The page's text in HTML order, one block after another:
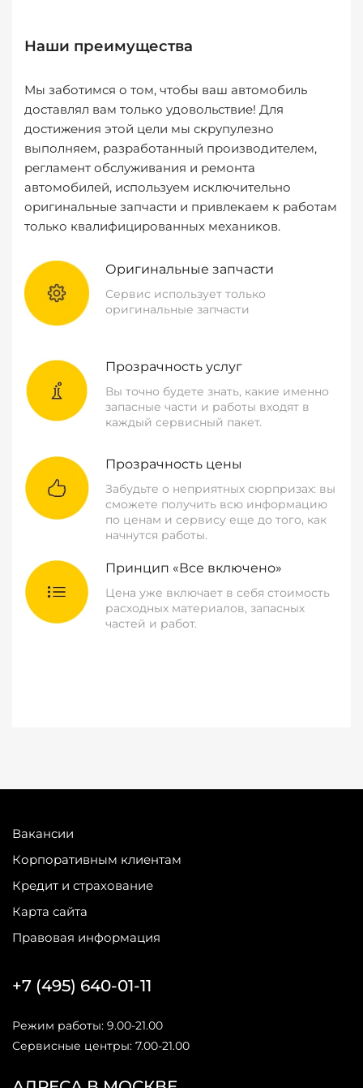
Наши преимущества
Мы заботимся о том, чтобы ваш автомобиль
доставлял вам только удовольствие! Для
достижения этой цели мы скрупулезно
выполняем, разработанный производителем,
регламент обслуживания и ремонта
автомобилей, используем исключительно
оригинальные запчасти и привлекаем к работам
только квалифицированных механиков.
Оригинальные запчасти
Сервис использует только
оригинальные запчасти
Прозрачность услуг
Вы точно будете знать, какие именно
запасные части и работы входят в
каждый сервисный пакет.
Прозрачность цены
Забудьте о неприятных сюрпризах: вы
сможете получить всю информацию
по ценам и сервису еще до того, как
начнутся работы.
Принцип «Все включено»
Цена уже включает в себя стоимость
расходных материалов, запасных
частей и работ.
Вакансии
Корпоративным клиентам
Кредит и страхование
Карта сайта
Правовая информация
+7 (495) 640-01-11
Режим работы: 9.00-21.00
Сервисные центры: 7.00-21.00